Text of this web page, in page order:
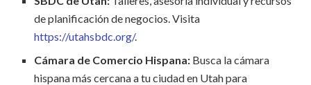
de planificación de negocios. Visita
https://utahsbdc.org/.
Cámara de Comercio Hispana: Busca la cámara
hispana más cercana a tu ciudad en Utah para